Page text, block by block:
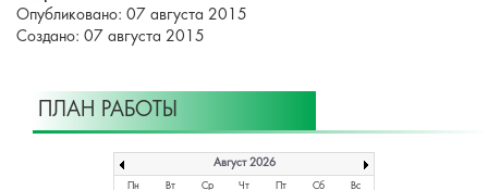
Опубликовано: 07 августа 2015
Создано: 07 августа 2015
ПЛАН РАБОТЫ
Август 2026
Пн Вт Ср Чт Пт Сб Вс